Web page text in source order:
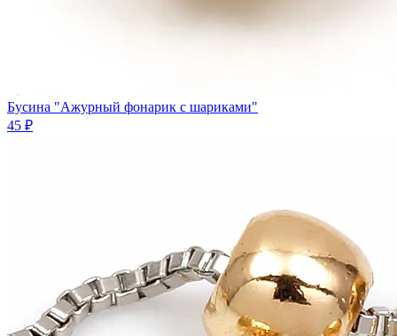
Бусина "Ажурный фонарик с шариками"
45 ₽